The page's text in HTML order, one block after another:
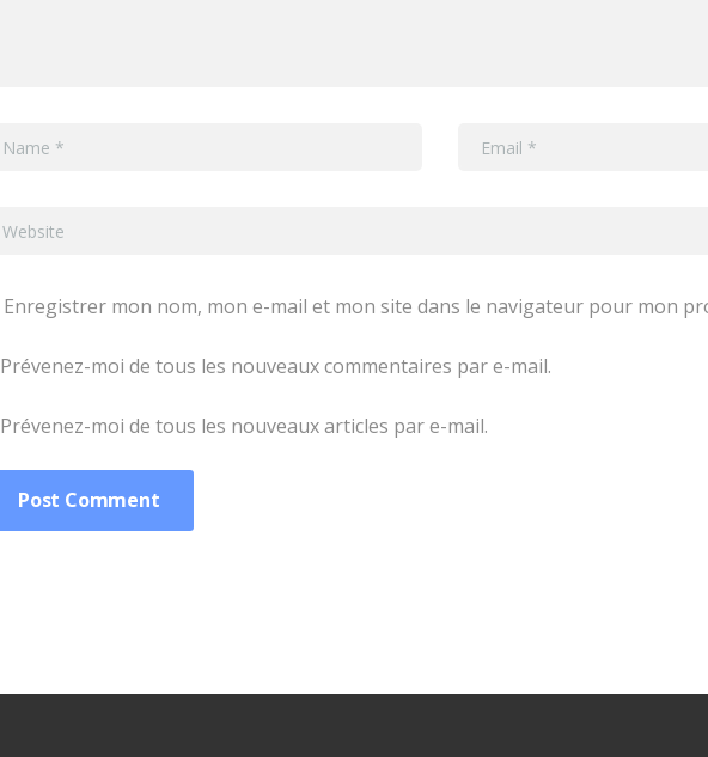
Enregistrer mon nom, mon e-mail et mon site dans le navigateur pour mon
Prévenez-moi de tous les nouveaux commentaires par e-mail.
Prévenez-moi de tous les nouveaux articles par e-mail.